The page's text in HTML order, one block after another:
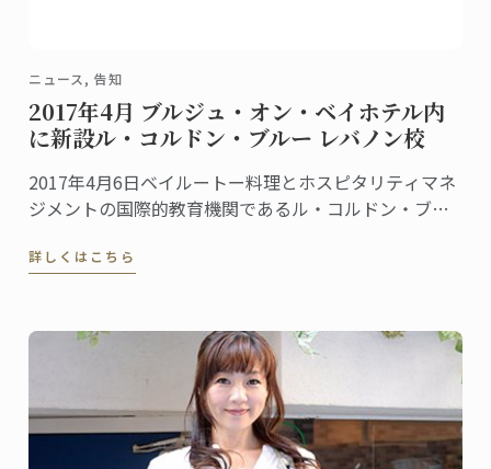
ニュース, 告知
2017年4月 ブルジュ・オン・ベイホテル内
に新設ル・コルドン・ブルー レバノン校
2017年4月6日ベイルートー料理とホスピタリティマネ
ジメントの国際的教育機関であるル・コルドン・ブル
ィプロムから料理、菓子、パンのディプロムが修得で
詳しくはこちら